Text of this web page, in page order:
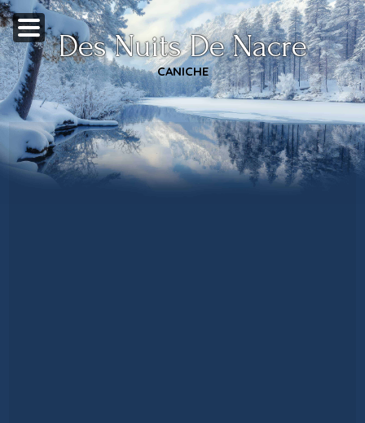
Des Nuits De Nacre
CANICHE